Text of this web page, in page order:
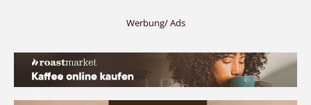
Werbung/ Ads